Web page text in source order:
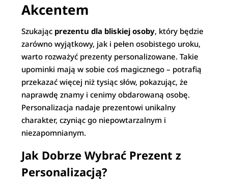
Akcentem
Szukając prezentu dla bliskiej osoby, który będzie
zarówno wyjątkowy, jak i pełen osobistego uroku,
warto rozważyć prezenty personalizowane. Takie
upominki mają w sobie coś magicznego – potrafią
przekazać więcej niż tysiąc słów, pokazując, że
naprawdę znamy i cenimy obdarowaną osobę.
Personalizacja nadaje prezentowi unikalny
charakter, czyniąc go niepowtarzalnym i
niezapomnianym.
Jak Dobrze Wybrać Prezent z
Personalizacją?